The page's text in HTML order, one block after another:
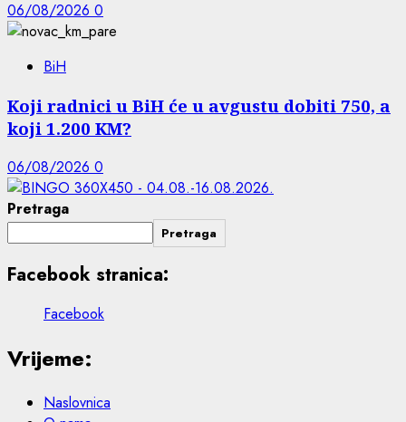
06/08/2026 0
BiH
Koji radnici u BiH će u avgustu dobiti 750, a
koji 1.200 KM?
06/08/2026 0
Pretraga
Pretraga
Facebook stranica:
Facebook
Vrijeme:
Naslovnica